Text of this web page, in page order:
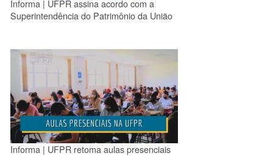
Informa | UFPR assina acordo com a
Superintendência do Patrimônio da União
Informa | UFPR retoma aulas presenciais